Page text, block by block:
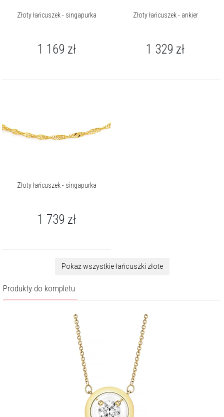
Złoty łańcuszek - singapurka
1 169 zł
Złoty łańcuszek - ankier
1 329 zł
Złoty łańcuszek - singapurka
1 739 zł
Pokaż wszystkie łańcuszki złote
Produkty do kompletu